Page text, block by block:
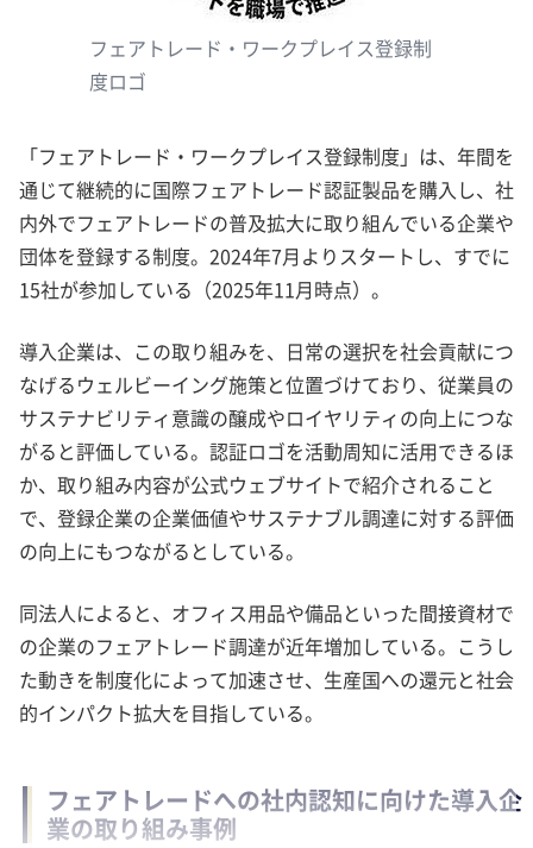
フェアトレード・ワークプレイス登録制
度ロゴ
「フェアトレード・ワークプレイス登録制度」は、年間を
通じて継続的に国際フェアトレード認証製品を購入し、社
内外でフェアトレードの普及拡大に取り組んでいる企業や
団体を登録する制度。2024年7月よりスタートし、すでに
15社が参加している（2025年11月時点）。
導入企業は、この取り組みを、日常の選択を社会貢献につ
なげるウェルビーイング施策と位置づけており、従業員の
サステナビリティ意識の醸成やロイヤリティの向上につな
がると評価している。認証ロゴを活動周知に活用できるほ
か、取り組み内容が公式ウェブサイトで紹介されること
で、登録企業の企業価値やサステナブル調達に対する評価
の向上にもつながるとしている。
同法人によると、オフィス用品や備品といった間接資材で
の企業のフェアトレード調達が近年増加している。こうし
た動きを制度化によって加速させ、生産国への還元と社会
的インパクト拡大を目指している。
フェアトレードへの社内認知に向けた導入企
業の取り組み事例